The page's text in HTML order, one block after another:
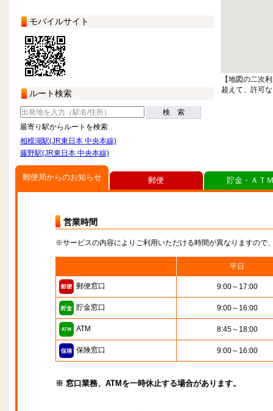
モバイルサイト
ルート検索
検 索
最寄り駅からルートを検索
相模湖駅(JR東日本 中央本線)
藤野駅(JR東日本 中央本線)
【地図の二次
超えて、許可
郵便局からのお知らせ
営業時間
※サービスの内容によりご利用いただける時間が異なりますので
平日
郵便窓口 9:00～17:00
貯金窓口 9:00～16:00
ATM 8:45～18:00
保険窓口 9:00～16:00
※ 窓口業務、ATMを一時休止する場合があります。
郵便 貯金・ＡＴ